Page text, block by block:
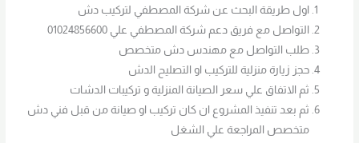
اول طريقة البحث عن شركة المصطفي لتركيب دش
التواصل مع فريق دعم شركة المصطفي علي 01024856600
طلب التواصل مع مهندس دش متخصص
حجز زيارة منزلية للتركيب او التصليح الدش
ثم الاتفاق علي سعر الصيانة المنزلية و تركيبات الدشات
ثم بعد تنفيذ المشروع ان كان تركيب او صيانة من قبل فني دش
متخصص المراجعة علي الشغل